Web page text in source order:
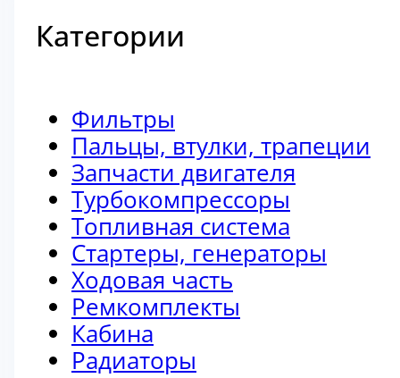
Категории
Фильтры
Пальцы, втулки, трапеции
Запчасти двигателя
Турбокомпрессоры
Топливная система
Стартеры, генераторы
Ходовая часть
Ремкомплекты
Кабина
Радиаторы